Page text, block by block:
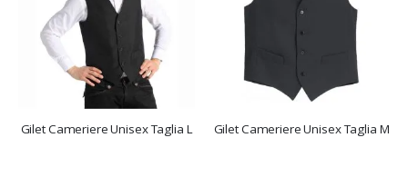
Gilet Cameriere Unisex Taglia L Gilet Cameriere Unisex Taglia M